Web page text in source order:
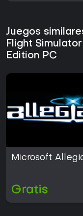
Juegos
Flight
Edition PC
Microsoft
Gratis